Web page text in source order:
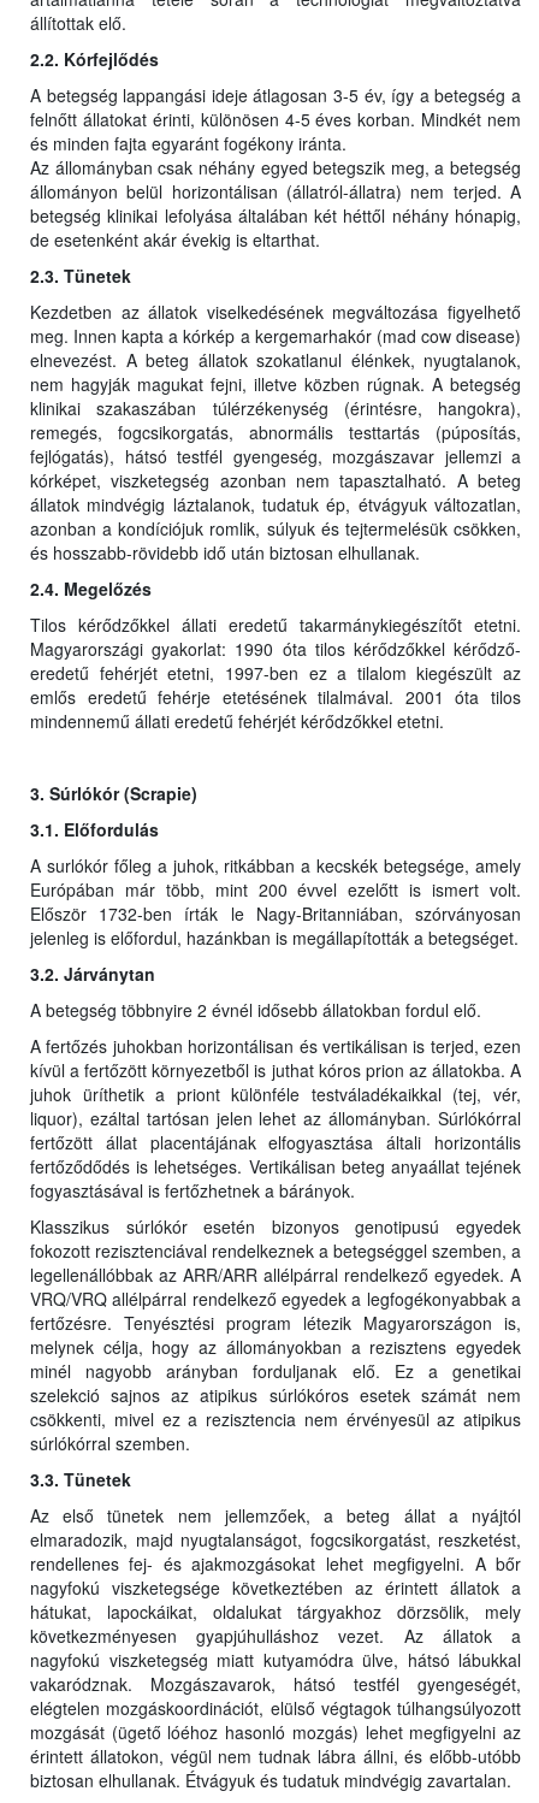
állítottak elő.
2.2. Kórfejlődés
A betegség lappangási ideje átlagosan 3-5 év, így a betegség a
felnőtt állatokat érinti, különösen 4-5 éves korban. Mindkét nem
és minden fajta egyaránt fogékony iránta.
Az állományban csak néhány egyed betegszik meg, a betegség
állományon belül horizontálisan (állatról-állatra) nem terjed. A
betegség klinikai lefolyása általában két héttől néhány hónapig,
de esetenként akár évekig is eltarthat.
2.3. Tünetek
Kezdetben az állatok viselkedésének megváltozása figyelhető
meg. Innen kapta a kórkép a kergemarhakór (mad cow disease)
elnevezést. A beteg állatok szokatlanul élénkek, nyugtalanok,
nem hagyják magukat fejni, illetve közben rúgnak. A betegség
klinikai szakaszában túlérzékenység (érintésre, hangokra),
remegés, fogcsikorgatás, abnormális testtartás (púposítás,
fejlógatás), hátsó testfél gyengeség, mozgászavar jellemzi a
kórképet, viszketegség azonban nem tapasztalható. A beteg
állatok mindvégig láztalanok, tudatuk ép, étvágyuk változatlan,
azonban a kondíciójuk romlik, súlyuk és tejtermelésük csökken,
és hosszabb-rövidebb idő után biztosan elhullanak.
2.4. Megelőzés
Tilos kérődzőkkel állati eredetű takarmánykiegészítőt etetni.
Magyarországi gyakorlat: 1990 óta tilos kérődzőkkel kérődző-
eredetű fehérjét etetni, 1997-ben ez a tilalom kiegészült az
emlős eredetű fehérje etetésének tilalmával. 2001 óta tilos
mindennemű állati eredetű fehérjét kérődzőkkel etetni.
3. Súrlókór (Scrapie)
3.1. Előfordulás
A surlókór főleg a juhok, ritkábban a kecskék betegsége, amely
Európában már több, mint 200 évvel ezelőtt is ismert volt.
Először 1732-ben írták le Nagy-Britanniában, szórványosan
jelenleg is előfordul, hazánkban is megállapították a betegséget.
3.2. Járványtan
A betegség többnyire 2 évnél idősebb állatokban fordul elő.
A fertőzés juhokban horizontálisan és vertikálisan is terjed, ezen
kívül a fertőzött környezetből is juthat kóros prion az állatokba. A
juhok üríthetik a priont különféle testváladékaikkal (tej, vér,
liquor), ezáltal tartósan jelen lehet az állományban. Súrlókórral
fertőzött állat placentájának elfogyasztása általi horizontális
fertőződődés is lehetséges. Vertikálisan beteg anyaállat tejének
fogyasztásával is fertőzhetnek a bárányok.
Klasszikus súrlókór esetén bizonyos genotipusú egyedek
fokozott rezisztenciával rendelkeznek a betegséggel szemben, a
legellenállóbbak az ARR/ARR allélpárral rendelkező egyedek. A
VRQ/VRQ allélpárral rendelkező egyedek a legfogékonyabbak a
fertőzésre. Tenyésztési program létezik Magyarországon is,
melynek célja, hogy az állományokban a rezisztens egyedek
minél nagyobb arányban forduljanak elő. Ez a genetikai
szelekció sajnos az atipikus súrlókóros esetek számát nem
csökkenti, mivel ez a rezisztencia nem érvényesül az atipikus
súrlókórral szemben.
3.3. Tünetek
Az első tünetek nem jellemzőek, a beteg állat a nyájtól
elmaradozik, majd nyugtalanságot, fogcsikorgatást, reszketést,
rendellenes fej- és ajakmozgásokat lehet megfigyelni. A bőr
nagyfokú viszketegsége következtében az érintett állatok a
hátukat, lapockáikat, oldalukat tárgyakhoz dörzsölik, mely
következményesen gyapjúhulláshoz vezet. Az állatok a
nagyfokú viszketegség miatt kutyamódra ülve, hátsó lábukkal
vakaródznak. Mozgászavarok, hátsó testfél gyengeségét,
elégtelen mozgáskoordinációt, elülső végtagok túlhangsúlyozott
mozgását (ügető lóéhoz hasonló mozgás) lehet megfigyelni az
érintett állatokon, végül nem tudnak lábra állni, és előbb-utóbb
biztosan elhullanak. Étvágyuk és tudatuk mindvégig zavartalan.